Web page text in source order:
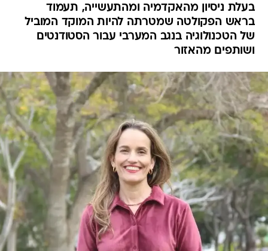
בעלת ניסיון מהאקדמיה ומהתעשייה, תעמוד
בראש הפקולטה שמטרתה להיות המוקד המוביל
של הטכנולוגיה בנגב המערבי עבור הסטודנטים
ושותפים מהאזור